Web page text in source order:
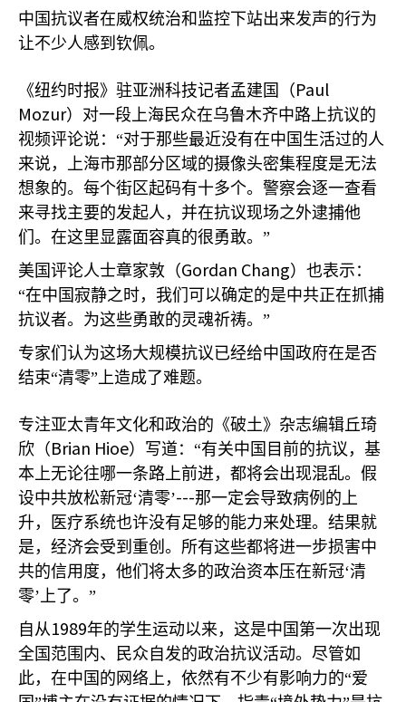
中国抗议者在威权统治和监控下站出来发声的行为
让不少人感到钦佩。
《纽约时报》驻亚洲科技记者孟建国（ Paul
Mozur）对一段上海民众在乌鲁木齐中路上抗议的
视频评论说：“对于那些最近没有在中国生活过的人
来说，上海市那部分区域的摄像头密集程度是无法
想象的。每个街区起码有十多个。警察会逐一查看
来寻找主要的发起人，并在抗议现场之外逮捕他
们。在这里显露面容真的很勇敢。”
美国评论人士章家敦（Gordan Chang）也表示：
“在中国寂静之时，我们可以确定的是中共正在抓捕
抗议者。为这些勇敢的灵魂祈祷。”
专家们认为这场大规模抗议已经给中国政府在是否
结束“清零”上造成了难题。
专注亚太青年文化和政治的《破土》杂志编辑丘琦
欣（ Brian Hioe）写道：“有关中国目前的抗议，基
本上无论往哪一条路上前进，都将会出现混乱。假
设中共放松新冠‘清零’---那一定会导致病例的上
升，医疗系统也许没有足够的能力来处理。结果就
是，经济会受到重创。所有这些都将进一步损害中
共的信用度，他们将太多的政治资本压在新冠‘清
零’上了。”
自从1989年的学生运动以来，这是中国第一次出现
全国范围内、民众自发的政治抗议活动。尽管如
此，在中国的网络上，依然有不少有影响力的“爱